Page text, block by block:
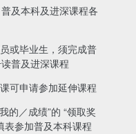
及本科及进深课程各
或毕业生，须完成普
普及进深课程
可申请参加延伸课程
的／成绩”的 “领取奖
表参加普及本科课程